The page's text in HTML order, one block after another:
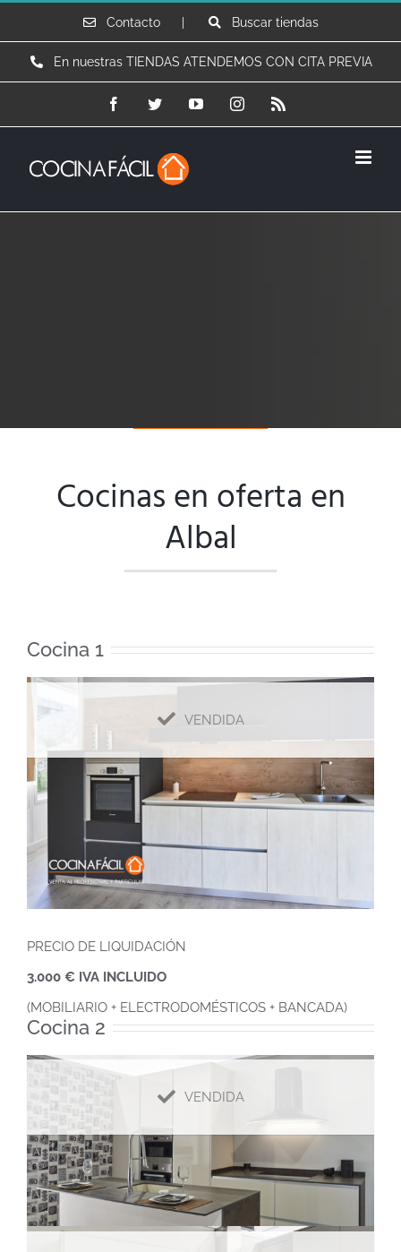
al
Contacto | Buscar tiendas
En nuestras TIENDAS ATENDEMOS CON CITA PREVIA
FacebookTwitterYouTubeInstagram
Cocinas en oferta en
Albal
Cocina 1
PRECIO DE LIQUIDACIÓN
3.000 € IVA INCLUIDO
(MOBILIARIO + ELECTRODOMÉSTICOS + BANCADA)
VENDIDA
Cocina 2
VENDIDA
Cocina 3